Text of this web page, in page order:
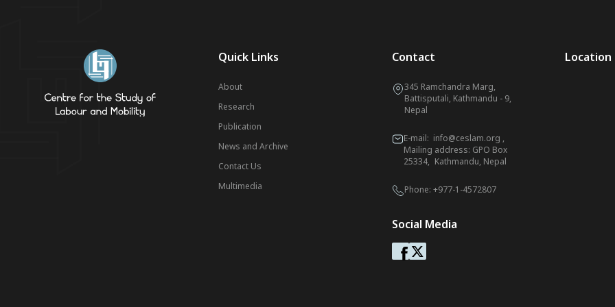
Quick Links
About
Research
Publication
News and Archive
Contact Us
Multimedia
Contact
345 Ramchandra Marg,
Battisputali, Kathmandu - 9,
Nepal
E-mail: info@ceslam.org ,
Mailing address: GPO Box
25334, Kathmandu, Nepal
Phone: +977-1-4572807
Social Media
Location